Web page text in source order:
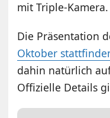
mit Triple-Kamera.
Die Präsentation
Oktober
dahin natürlich
Offizielle Details